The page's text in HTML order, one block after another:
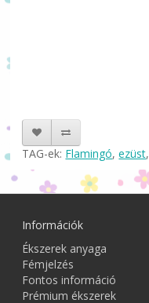
TAG-ek: Flamingó,ezüst,
Információk
Ékszerek anyaga
Fémjelzés
Fontos információ
Prémium ékszerek